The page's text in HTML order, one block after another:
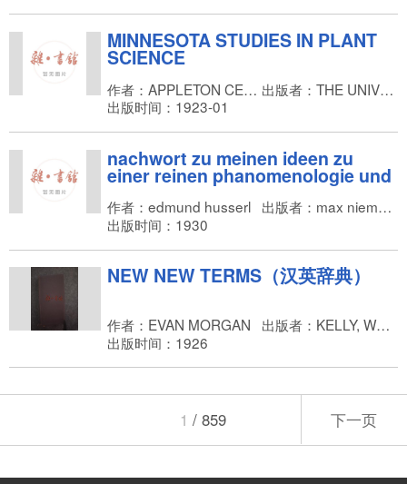
MINNESOTA STUDIES IN PLANT
SCIENCE
作者：APPLETON CENTURY CROFTS Incorporated
出版者：THE UNIVERSITY OF MINNESOTA
出版时间：1923-01
nachwort zu meinen ideen zu
einer reinen phanomenologie und
phanomenologischen philosophie
作者：edmund husserl
出版者：max niemeyer verlag / Halle（saale）
出版时间：1930
NEW NEW TERMS（汉英辞典）
作者：EVAN MORGAN
出版者：KELLY, WALSH
出版时间：1926
1 / 859 下一页